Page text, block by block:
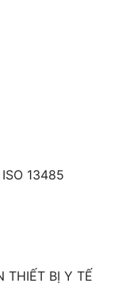
13485
THIẾT BỊ Y TẾ